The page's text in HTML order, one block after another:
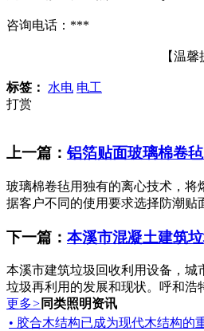
咨询电话：***
【温
标签： 水电 电工
打赏
上一篇：铝箔贴面玻璃棉卷
玻璃棉卷毡用独有的离心技术，
据客户不同的使用要求选择防潮贴
下一篇： 本溪市混凝土建筑
本溪市建筑垃圾回收利用设备，
垃圾再利用的发展和现状。呼和浩
更多> 同类照明资讯
• 胶合木结构已成为现代木结构的